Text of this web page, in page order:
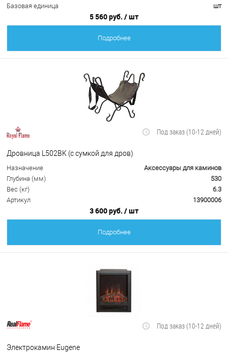
Базовая единица
шт
5 560 руб. / шт
Подробнее
Под заказ (10-12 дней)
Дровница L502BK (с сумкой для дров)
Назначение
Аксессуары для каминов
Глубина (мм)
530
Вес (кг)
6.3
Артикул
13900006
3 600 руб. / шт
Подробнее
Под заказ (10-12 дней)
Электрокамин Eugene